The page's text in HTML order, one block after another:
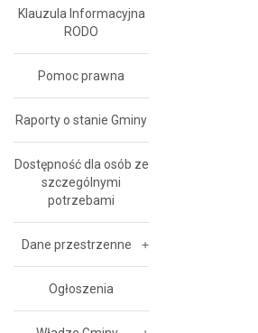
Klauzula Informacyjna
RODO
Pomoc prawna
Raporty o stanie Gminy
Dostępność dla osób ze
szczególnymi
potrzebami
Dane przestrzenne
Ogłoszenia